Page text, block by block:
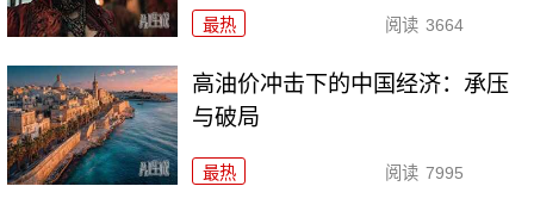
最热 阅读 3664
高油价冲击下的中国经济：承压
与破局
最热 阅读 7995